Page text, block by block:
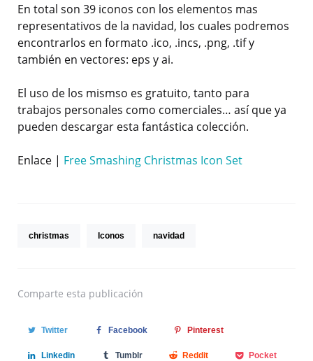
En total son 39 iconos con los elementos mas
representativos de la navidad, los cuales podremos
encontrarlos en formato .ico, .incs, .png, .tif y
también en vectores: eps y ai.
El uso de los mismso es gratuito, tanto para
trabajos personales como comerciales… así que ya
pueden descargar esta fantástica colección.
Enlace | Free Smashing Christmas Icon Set
christmas Iconos navidad
Comparte esta publicación
Twitter Facebook Pinterest
Linkedin Tumblr Reddit Pocket